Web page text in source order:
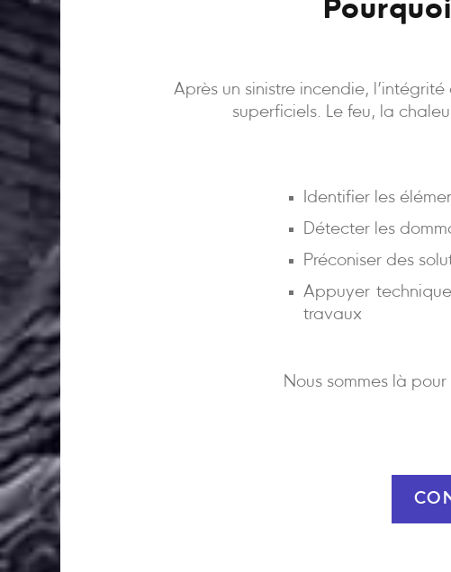
Après un sinistre incendie,
superficiels. Le feu, la
Identifier les
Détecter les
Préconiser des
Appuyer
travaux
Nous sommes là